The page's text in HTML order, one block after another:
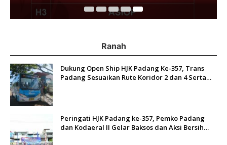
Ranah
Dukung Open Ship HJK Padang Ke-357, Trans
Padang Sesuaikan Rute Koridor 2 dan 4 Serta
Peringati HJK Padang ke-357, Pemko Padang
dan Kodaeral II Gelar Baksos dan Aksi Bersih